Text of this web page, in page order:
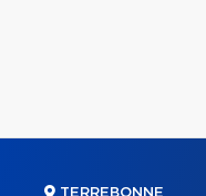
TERREBONNE